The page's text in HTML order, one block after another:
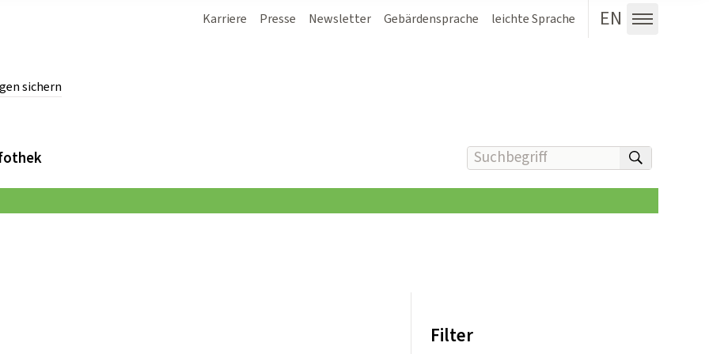
sichern
Karriere Presse Newsletter Gebärdensprache leichte Sprache EN
Menü
Suchbegriff(e) eingeben
Filter